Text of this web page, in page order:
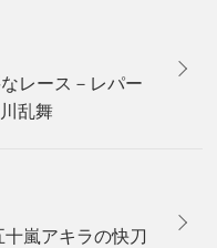
レース－レパー
乱舞
十嵐アキラの快刀